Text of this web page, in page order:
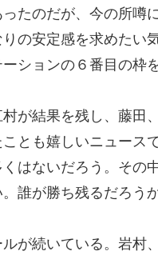
たのだが、今の所噂
の安定感を求めたい
ションの６番目の枠
が結果を残し、藤田
とも嬉しいニュース
はないだろう。その
誰が勝ち残るだろう
が続いている。岩村